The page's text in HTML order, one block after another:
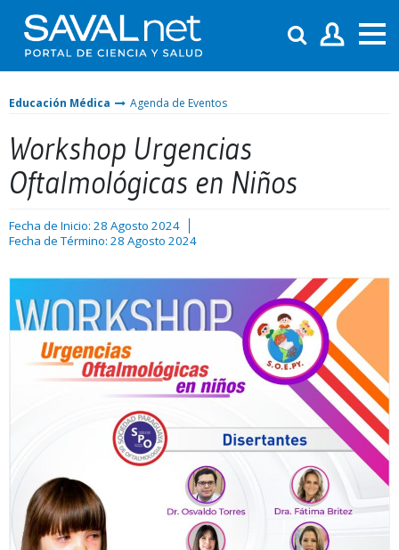
Educación Médica Agenda de Eventos
Workshop Urgencias
Oftalmológicas en Niños
Fecha de Inicio: 28 Agosto 2024
Fecha de Término: 28 Agosto 2024